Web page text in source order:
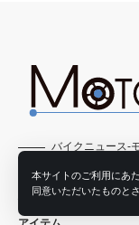
本サイトのご利用にあ
同意いただいたものと
バイクニュース-
バイクニュース